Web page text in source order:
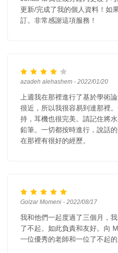
更新/完成了我的個人資料！如
訂。非常感謝這項服務！
azadeh alehashem - 2022/01/20
上週我在那裡進行了基於學術
很近，所以我很容易到達那裡
持，耳機也很完美。請記住將
鉛筆。一切都按時進行，說話
在那裡有很好的經歷。
Golzar Momeni - 2022/08/17
我和他們一起度過了三個月，
了不起。如此負責和友好。向
一位優秀的老師和一位了不起